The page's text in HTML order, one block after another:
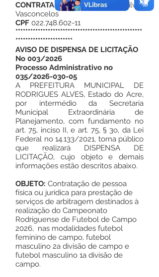
CONTRATADO:José Ariston Da Silva
Vasconcelos
CPF 022.748.602-11
***************************************************
***********************
AVISO DE DISPENSA DE LICITAÇÃO
No 003/2026
Processo Administrativo no
035/2026-030-05
A PREFEITURA MUNICIPAL DE
RODRIGUES ALVES, Estado do Acre,
por intermédio da Secretaria
Municipal Extraordinária de
Planejamento, com fundamento no
art. 75, inciso II, e art. 75, § 3o, da Lei
Federal no 14.133/2021, torna público
que realizará DISPENSA DE
LICITAÇÃO, cujo objeto e demais
informações estão descritos abaixo.
OBJETO: Contratação de pessoa
física ou jurídica para prestação de
serviços de arbitragem destinados à
realização do Campeonato
Rodriguense de Futebol de Campo
2026, nas modalidades futebol
feminino de campo, futebol
masculino 2a divisão de campo e
futebol masculino 1a divisão de
campo.